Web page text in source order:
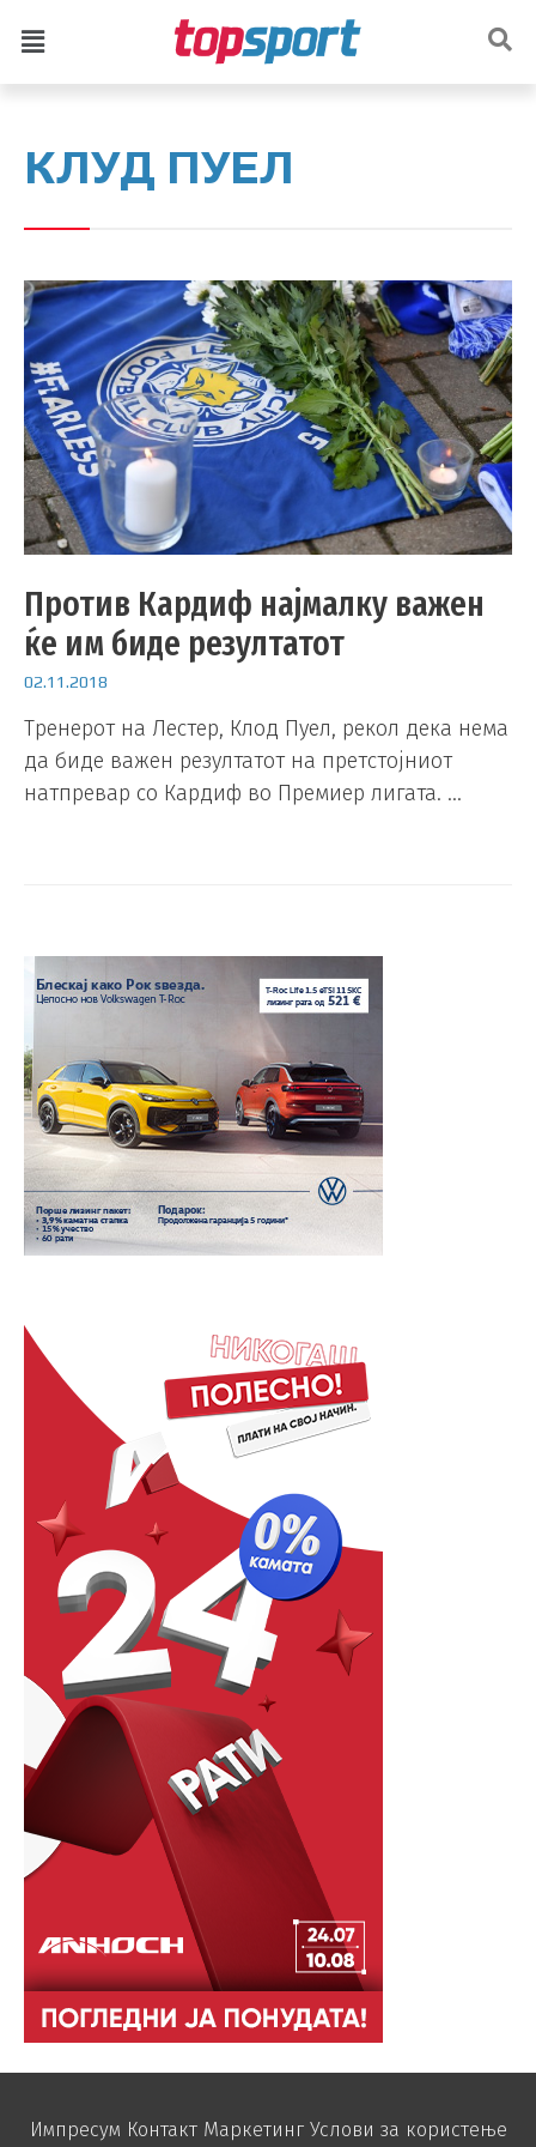
КЛУД ПУЕЛ
Против Кардиф најмалку важен
ќе им биде резултатот
02.11.2018
Тренерот на Лестер, Клод Пуел, рекол дека нема
да биде важен резултатот на претстојниот
натпревар со Кардиф во Премиер лигата. …
Импресум Контакт Маркетинг Услови за користење